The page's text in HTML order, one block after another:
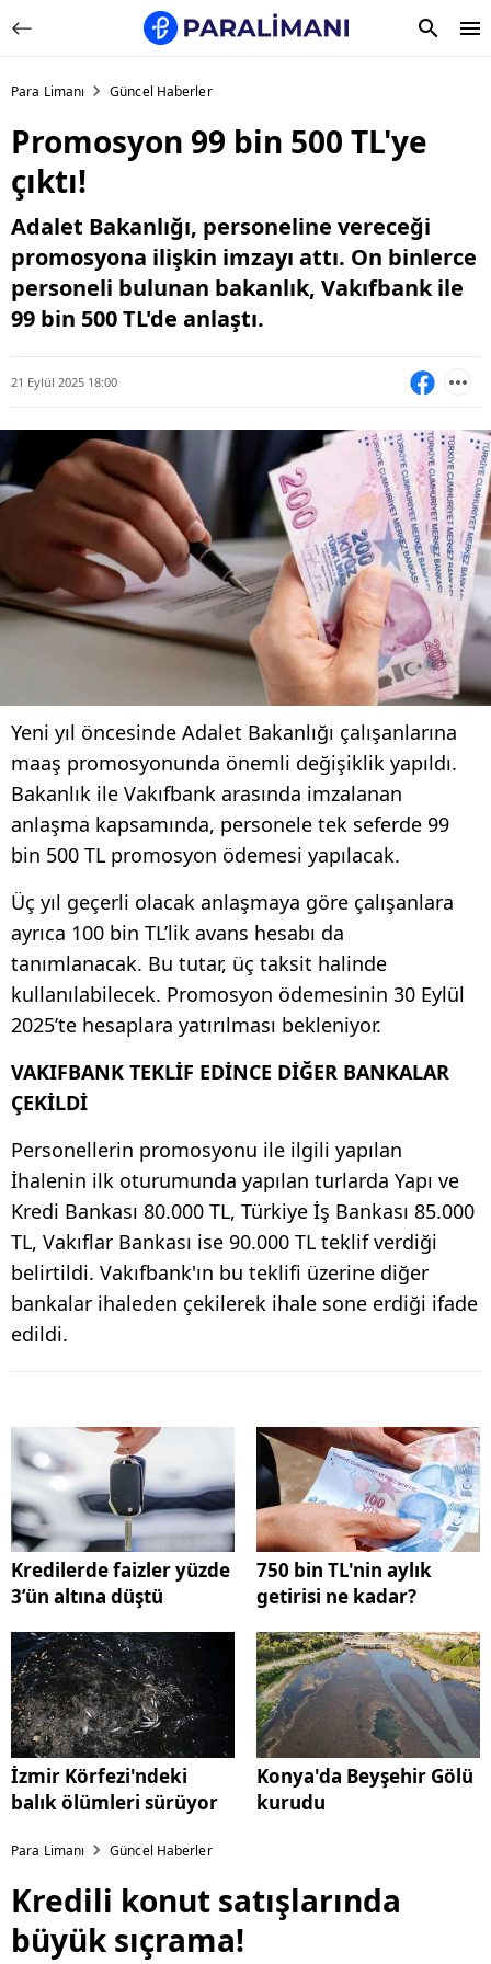
Para Limanı Güncel Haberler
Promosyon 99 bin 500 TL'ye
çıktı!
Adalet Bakanlığı, personeline vereceği
promosyona ilişkin imzayı attı. On binlerce
personeli bulunan bakanlık, Vakıfbank ile
99 bin 500 TL'de anlaştı.
21 Eylül 2025 18:00
Yeni yıl öncesinde Adalet Bakanlığı çalışanlarına
maaş promosyonunda önemli değişiklik yapıldı.
Bakanlık ile Vakıfbank arasında imzalanan
anlaşma kapsamında, personele tek seferde 99
bin 500 TL promosyon ödemesi yapılacak.
Üç yıl geçerli olacak anlaşmaya göre çalışanlara
ayrıca 100 bin TL’lik avans hesabı da
tanımlanacak. Bu tutar, üç taksit halinde
kullanılabilecek. Promosyon ödemesinin 30 Eylül
2025’te hesaplara yatırılması bekleniyor.
VAKIFBANK TEKLİF EDİNCE DİĞER BANKALAR
ÇEKİLDİ
Personellerin promosyonu ile ilgili yapılan
İhalenin ilk oturumunda yapılan turlarda Yapı ve
Kredi Bankası 80.000 TL, Türkiye İş Bankası 85.000
TL, Vakıflar Bankası ise 90.000 TL teklif verdiği
belirtildi. Vakıfbank'ın bu teklifi üzerine diğer
bankalar ihaleden çekilerek ihale sone erdiği ifade
edildi.
Kredilerde faizler yüzde
3’ün altına düştü
750 bin TL'nin aylık
getirisi ne kadar?
İzmir Körfezi'ndeki
balık ölümleri sürüyor
Konya'da Beyşehir Gölü
kurudu
Para Limanı Güncel Haberler
Kredili konut satışlarında
büyük sıçrama!